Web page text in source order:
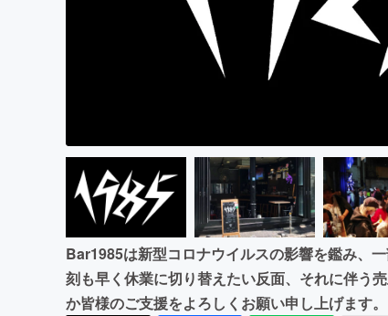
Bar1985は新型コロナウイルスの影響を鑑み、
刻も早く休業に切り替えたい反面、それに伴う
か皆様のご支援をよろしくお願い申し上げます。